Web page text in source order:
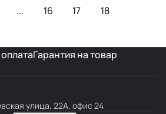
... 16 17 18
Гарантия на товар
улица, 22А, офис 24